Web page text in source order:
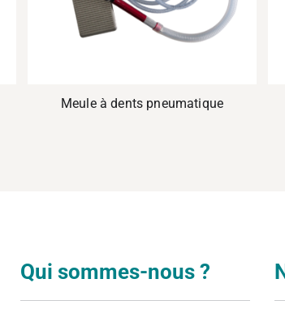
Meule à dents pneumatique
Cimac Elevage
Qui sommes-nous ?